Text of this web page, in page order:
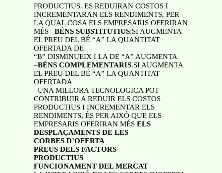
PRODUCTIUS. ES REDUIRAN COSTOS I
INCREMENTARAN ELS RENDIMENTS, PER
LA QUAL COSA ELS EMPRESARIS OFERIRAN
MÉS –BÉNS SUBSTITUTIUS:SI AUGMENTA
EL PREU DEL BÉ “A” LA QUANTITAT
OFERTADA DE
“B” DISMINUEIX I LA DE “A” AUGMENTA
–BÉNS COMPLEMENTARIS.SI AUGMENTA
EL PREU DEL BÉ “A” LA QUANTITAT
OFERTADA
–UNA MILLORA TECNOLOGICA POT
CONTRIBUIR A REDUIR ELS COSTOS
PRODUCTIUS I INCREMENTAR ELS
RENDIMENTS, ÉS PER AIXÒ QUE ELS
EMPRESARIS OFERIRAN MÉS ELS
DESPLAÇAMENTS DE LES
CORBES D’OFERTA
PREUS DELS FACTORS
PRODUCTIUS
FUNCIONAMENT DEL MERCAT